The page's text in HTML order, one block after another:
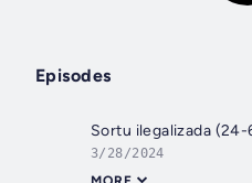
Episodes
3/28/2024